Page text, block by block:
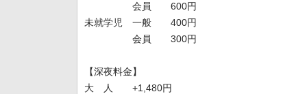
会員 600円
未就学児 一般 400円
会員 300円
【深夜料金】
大 人 +1,480円